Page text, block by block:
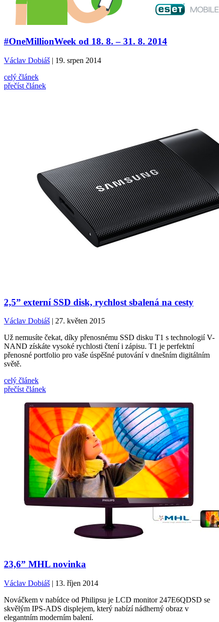
#OneMillionWeek od 18. 8. – 31. 8. 2014
Václav Dobiáš | 19. srpen 2014
celý článek
přečíst článek
2,5” externí SSD disk, rychlost sbalená na cesty
Václav Dobiáš | 27. květen 2015
Už nemusíte čekat, díky přenosnému SSD disku T1 s technologií V-
NAND získáte vysoké rychlosti čtení i zápisu. T1 je perfektní
přenosné portfolio pro vaše úspěšné putování v dnešním digitálním
světě.
celý článek
přečíst článek
23,6” MHL novinka
Václav Dobiáš | 13. říjen 2014
Nováčkem v nabídce od Philipsu je LCD monitor 247E6QDSD se
skvělým IPS-ADS displejem, který nabízí nádherný obraz v
elegantním moderním balení.